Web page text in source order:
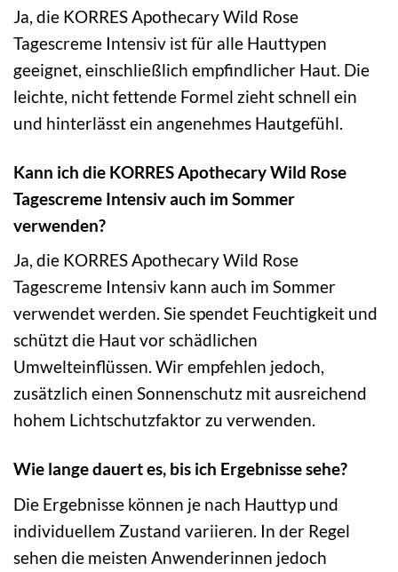
Ja, die KORRES Apothecary Wild Rose
Tagescreme Intensiv ist für alle Hauttypen
geeignet, einschließlich empfindlicher Haut. Die
leichte, nicht fettende Formel zieht schnell ein
und hinterlässt ein angenehmes Hautgefühl.
Kann ich die KORRES Apothecary Wild Rose
Tagescreme Intensiv auch im Sommer
verwenden?
Ja, die KORRES Apothecary Wild Rose
Tagescreme Intensiv kann auch im Sommer
verwendet werden. Sie spendet Feuchtigkeit und
schützt die Haut vor schädlichen
Umwelteinflüssen. Wir empfehlen jedoch,
zusätzlich einen Sonnenschutz mit ausreichend
hohem Lichtschutzfaktor zu verwenden.
Wie lange dauert es, bis ich Ergebnisse sehe?
Die Ergebnisse können je nach Hauttyp und
individuellem Zustand variieren. In der Regel
sehen die meisten Anwenderinnen jedoch